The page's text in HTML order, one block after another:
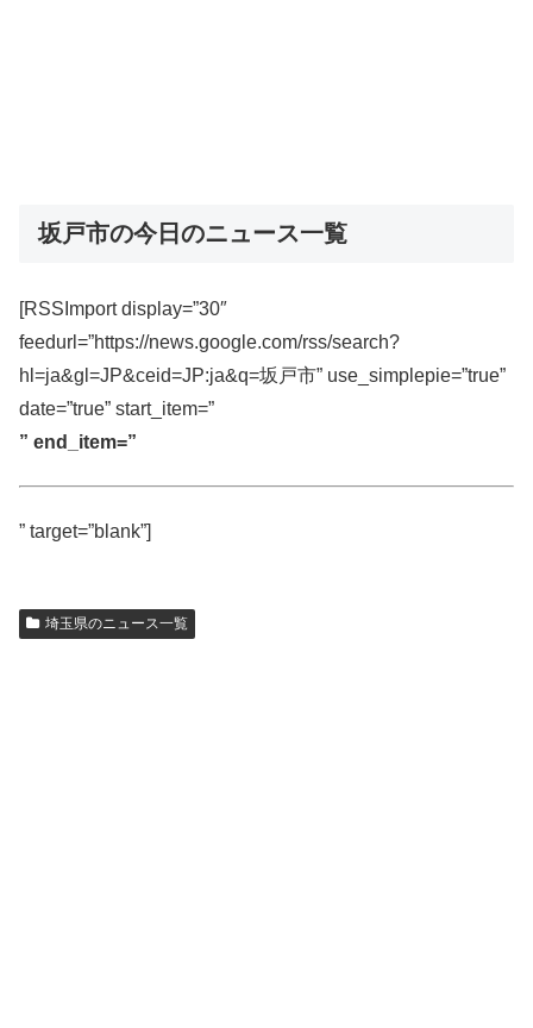
坂戸市の今日のニュース一覧
[RSSImport display=”30″
feedurl=”https://news.google.com/rss/search?
hl=ja&gl=JP&ceid=JP:ja&q=坂戸市” use_simplepie=”true”
date=”true” start_item=”
” end_item=”
” target=”blank”]
埼玉県のニュース一覧